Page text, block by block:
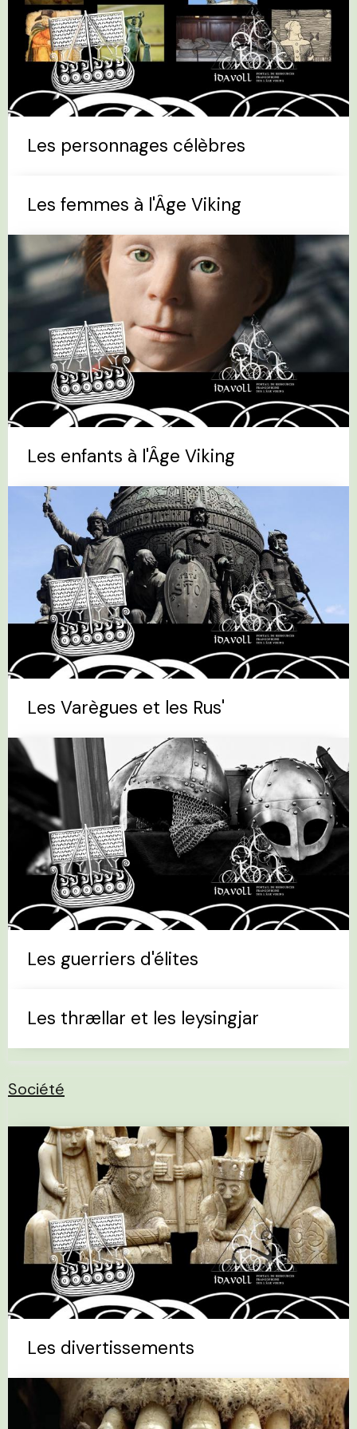
Les personnages célèbres
Les femmes à l'Âge Viking
Les enfants à l'Âge Viking
Les Varègues et les Rus'
Les guerriers d'élites
Les thrællar et les leysingjar
Société
Les divertissements